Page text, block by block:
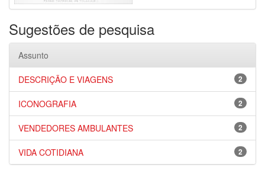
Sugestões de pesquisa
Assunto
2
DESCRIÇÃO E VIAGENS
2
ICONOGRAFIA
2
VENDEDORES AMBULANTES
2
VIDA COTIDIANA